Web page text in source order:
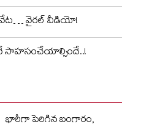
వేట… వైరల్ వీడియో!
సాహసంచేయాల్సిందే..!
భారీగా పెరిగిన బంగారం,